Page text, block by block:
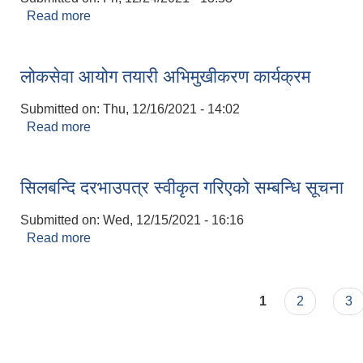
Read more
लोकसेवा आयोग तयारी अभिमुखीकरण कार्यक्रम
Submitted on: Thu, 12/16/2021 - 14:02
Read more
सिलबन्दि दरभाउपत्र स्वीकृत गरिएको सम्बन्धि सूचना
Submitted on: Wed, 12/15/2021 - 16:16
Read more
1 2 3